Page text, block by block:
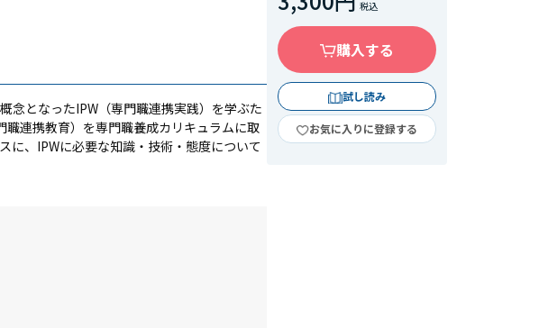
念となったIPW（専門職連携実践）を学ぶた
職連携教育）を専門職養成カリキュラムに取
に、IPWに必要な知識・技術・態度について
購入する
試し読み
お気に入りに登録する